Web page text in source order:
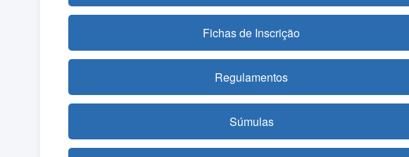
Fichas de Inscrição
Regulamentos
Súmulas